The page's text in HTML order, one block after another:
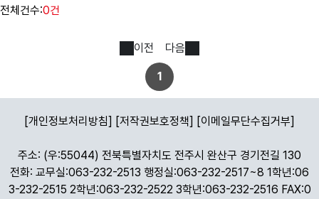
전체건수:0건
이전
1
다음
[개인정보처리방침] [저작권보호정책] [이메일무단수집거부]
주소: (우:55044) 전북특별자치도 전주시 완산구 경기전길 130
전화: 교무실:063-232-2513 행정실:063-232-2517~8 1학년:06
3-232-2515 2학년:063-232-2522 3학년:063-232-2516 FAX:0